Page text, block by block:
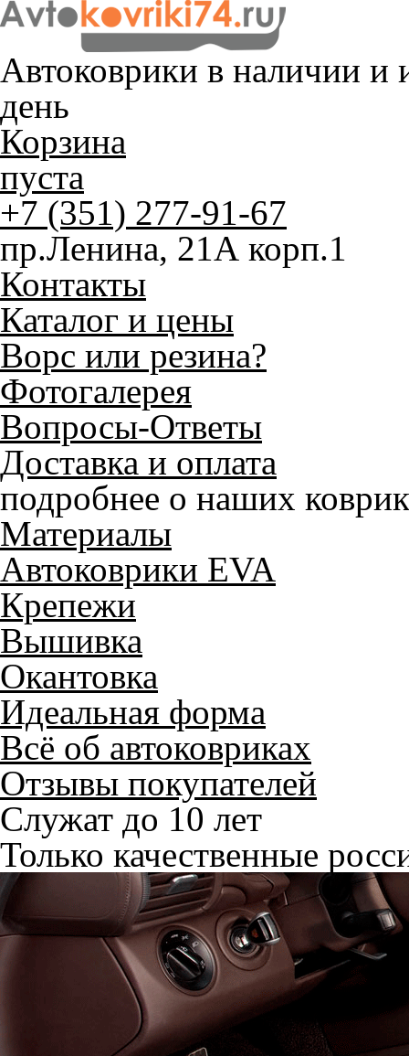
Автоковрики в наличии и
день
Корзина
пуста
+7 (351) 277-91-67
пр.Ленина, 21А корп.1
Контакты
Каталог и цены
Ворс или резина?
Фотогалерея
Вопросы-Ответы
Доставка и оплата
подробнее о наших
Материалы
Автоковрики EVA
Крепежи
Вышивка
Окантовка
Идеальная форма
Всё об автоковриках
Отзывы покупателей
Служат до 10 лет
Только качественные